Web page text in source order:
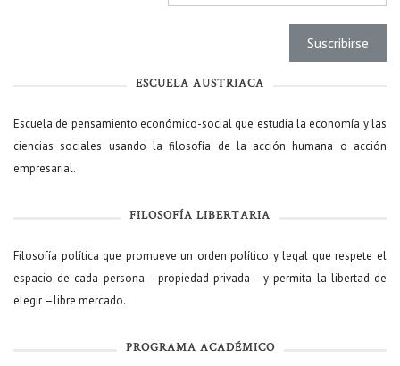
ESCUELA AUSTRIACA
Escuela de pensamiento económico-social que estudia la economía y las
ciencias sociales usando la filosofía de la acción humana o acción
empresarial.
FILOSOFÍA LIBERTARIA
Filosofía política que promueve un orden político y legal que respete el
espacio de cada persona —propiedad privada— y permita la libertad de
elegir —libre mercado.
PROGRAMA ACADÉMICO